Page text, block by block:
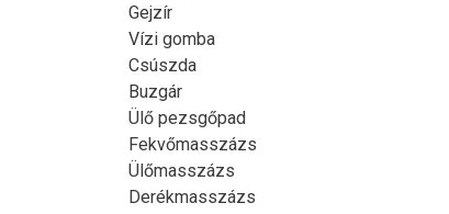
Gejzír
Vízi gomba
Csúszda
Buzgár
Ülő pezsgőpad
Fekvőmasszázs
Ülőmasszázs
Derékmasszázs